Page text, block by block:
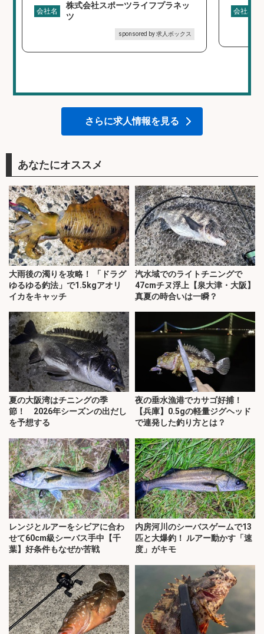
会社名
株式会社スポーツライフプラネッ
ツ
sponsored by 求人ボックス
会社名
さらに求人情報を見る
あなたにオススメ
大雨後の濁りを攻略！ 「ドラグ
ゆるゆる釣法」で1.5kgアオリ
イカをキャッチ
汽水域でのライトチニングで
47cmチヌ浮上【泉大津・大阪】
真夏の時合いは一瞬？
夏の大阪湾はチニングの季
節！ 2026年シーズンの出だし
を予想する
夜の垂水漁港でカサゴ好捕！
【兵庫】0.5gの軽量ジグヘッド
で連発した釣り方とは？
レンジとルアーをシビアに合わ
せて60cm級シーバス手中【千
葉】好条件もなぜか苦戦
内房河川のシーバスゲームで13
匹と大爆釣！ ルアー動かす「速
度」がキモ